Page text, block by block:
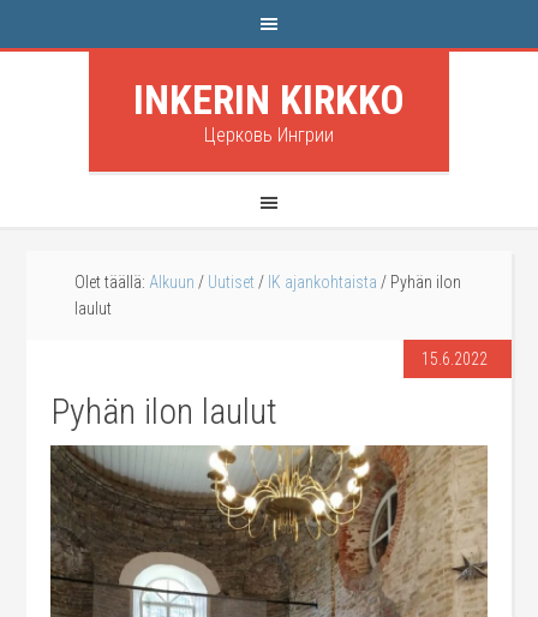
INKERIN KIRKKO
Церковь Ингрии
Olet täällä: Alkuun / Uutiset / IK ajankohtaista / Pyhän ilon
laulut
15.6.2022
Pyhän ilon laulut